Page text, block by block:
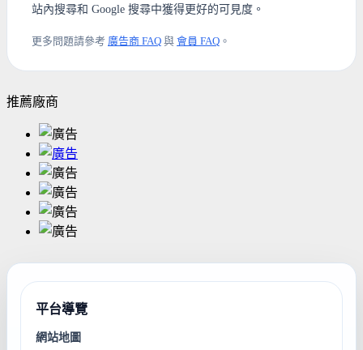
站內搜尋和 Google 搜尋中獲得更好的可見度。
更多問題請參考 廣告商 FAQ 與 會員 FAQ 。
推薦廠商
平台導覽
網站地圖